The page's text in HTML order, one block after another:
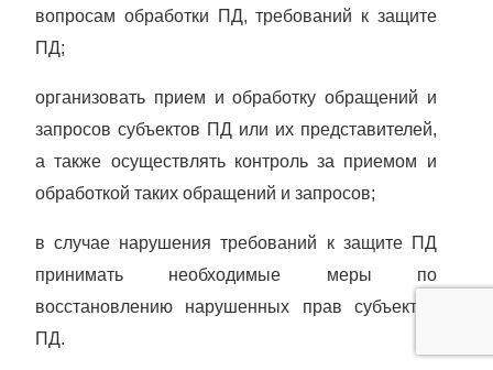
вопросам обработки ПД, требований к защите
ПД;
организовать прием и обработку обращений и
запросов субъектов ПД или их представителей,
а также осуществлять контроль за приемом и
обработкой таких обращений и запросов;
в случае нарушения требований к защите ПД
принимать необходимые меры по
восстановлению нарушенных прав субъектов
ПД.